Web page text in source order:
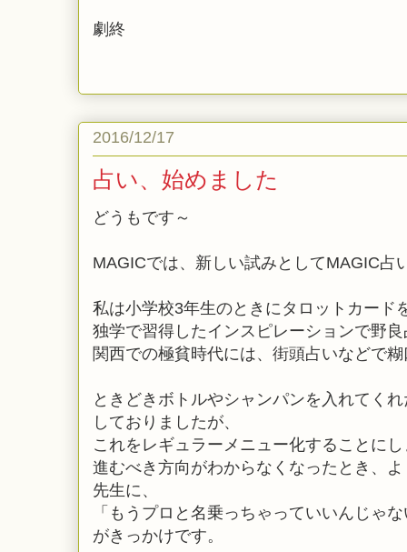
劇終
2016/12/17
占い、始めました
どうもです～
MAGICでは、新しい試みとしてMAGIC占
私は小学校3年生のときにタロットカード
独学で習得したインスピレーションで野
関西での極貧時代には、街頭占いなどで
ときどきボトルやシャンパンを入れてく
しておりましたが、
これをレギュラーメニュー化することに
進むべき方向がわからなくなったとき、
先生に、
「もうプロと名乗っちゃっていいんじゃ
がきっかけです。